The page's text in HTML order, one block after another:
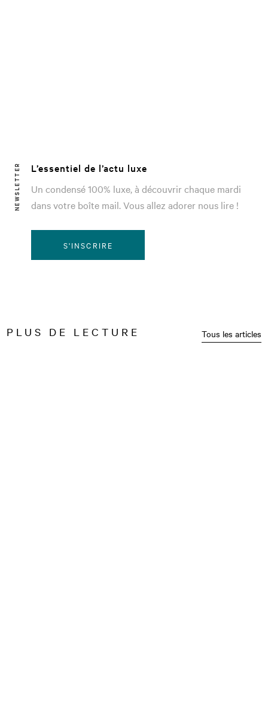
NEWSLETTER
L’essentiel de l’actu luxe
Un condensé 100% luxe, à découvrir chaque mardi
dans votre boîte mail. Vous allez adorer nous lire !
S'INSCRIRE
PLUS DE LECTURE Tous les articles